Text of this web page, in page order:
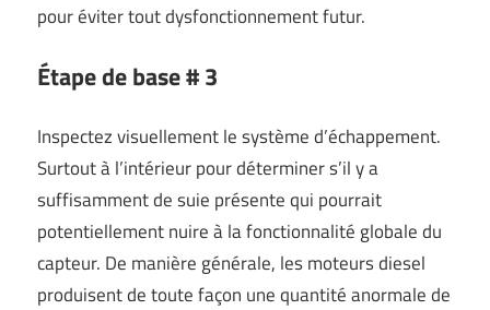
pour éviter tout dysfonctionnement futur.
Étape de base # 3
Inspectez visuellement le système d’échappement.
Surtout à l’intérieur pour déterminer s’il y a
suffisamment de suie présente qui pourrait
potentiellement nuire à la fonctionnalité globale du
capteur. De manière générale, les moteurs diesel
produisent de toute façon une quantité anormale de